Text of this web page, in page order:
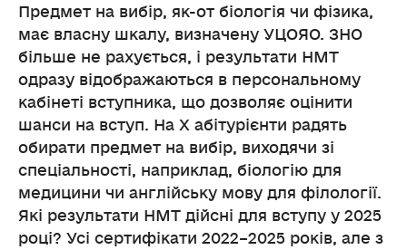
Предмет на вибір, як-от біологія чи фізика,
має власну шкалу, визначену УЦОЯО. ЗНО
більше не рахується, і результати НМТ
одразу відображаються в персональному
кабінеті вступника, що дозволяє оцінити
шанси на вступ. На X абітурієнти радять
обирати предмет на вибір, виходячи зі
спеціальності, наприклад, біологію для
медицини чи англійську мову для філології.
Які результати НМТ дійсні для вступу у 2025
році? Усі сертифікати 2022–2025 років, але з